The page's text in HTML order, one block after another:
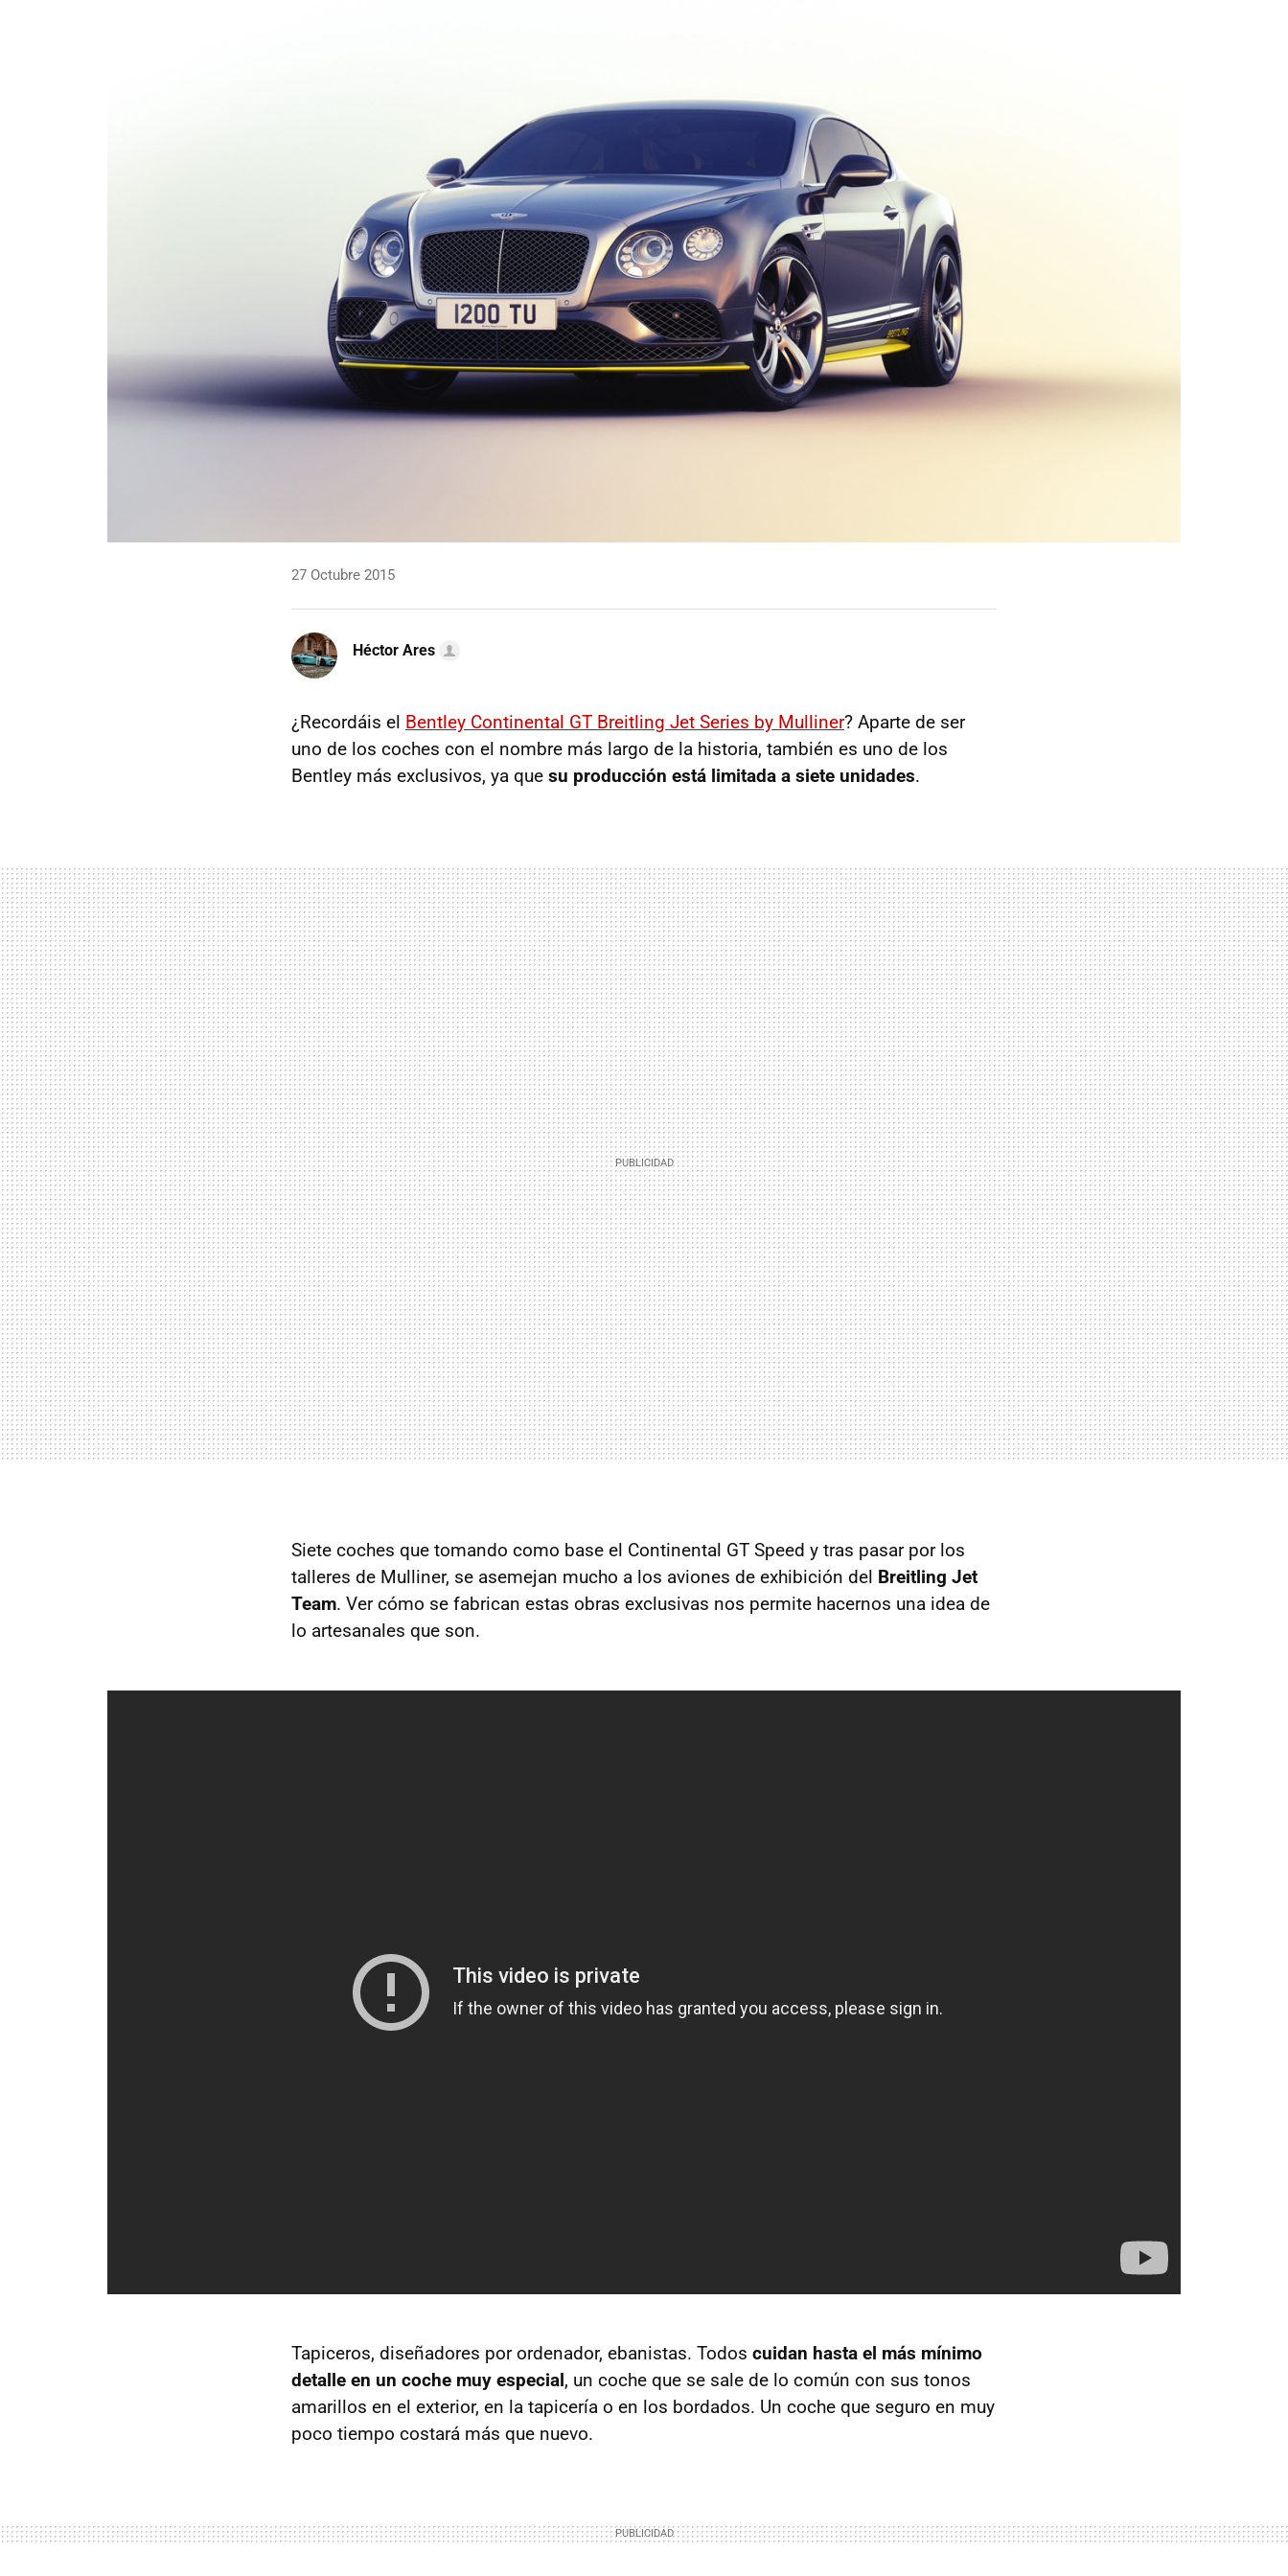
27 Octubre 2015
Héctor Ares
¿Recordáis el Bentley Continental GT Breitling Jet Series by Mulliner? Aparte de ser
uno de los coches con el nombre más largo de la historia, también es uno de los
Bentley más exclusivos, ya que su producción está limitada a siete unidades.
Siete coches que tomando como base el Continental GT Speed y tras pasar por los
talleres de Mulliner, se asemejan mucho a los aviones de exhibición del Breitling Jet
Team. Ver cómo se fabrican estas obras exclusivas nos permite hacernos una idea de
lo artesanales que son.
Tapiceros, diseñadores por ordenador, ebanistas. Todos cuidan hasta el más mínimo
detalle en un coche muy especial, un coche que se sale de lo común con sus tonos
amarillos en el exterior, en la tapicería o en los bordados. Un coche que seguro en muy
poco tiempo costará más que nuevo.